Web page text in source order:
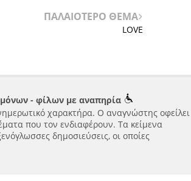
ΠΑΛΑΙΟΤΕΡΟ ΘΕΜΑ
LOVE
- φίλων με αναπηρία
χαρακτήρα. Ο αναγνώστης οφείλει
που τον ενδιαφέρουν. Τα κείμενα
δημοσιεύσεις, οι οποίες